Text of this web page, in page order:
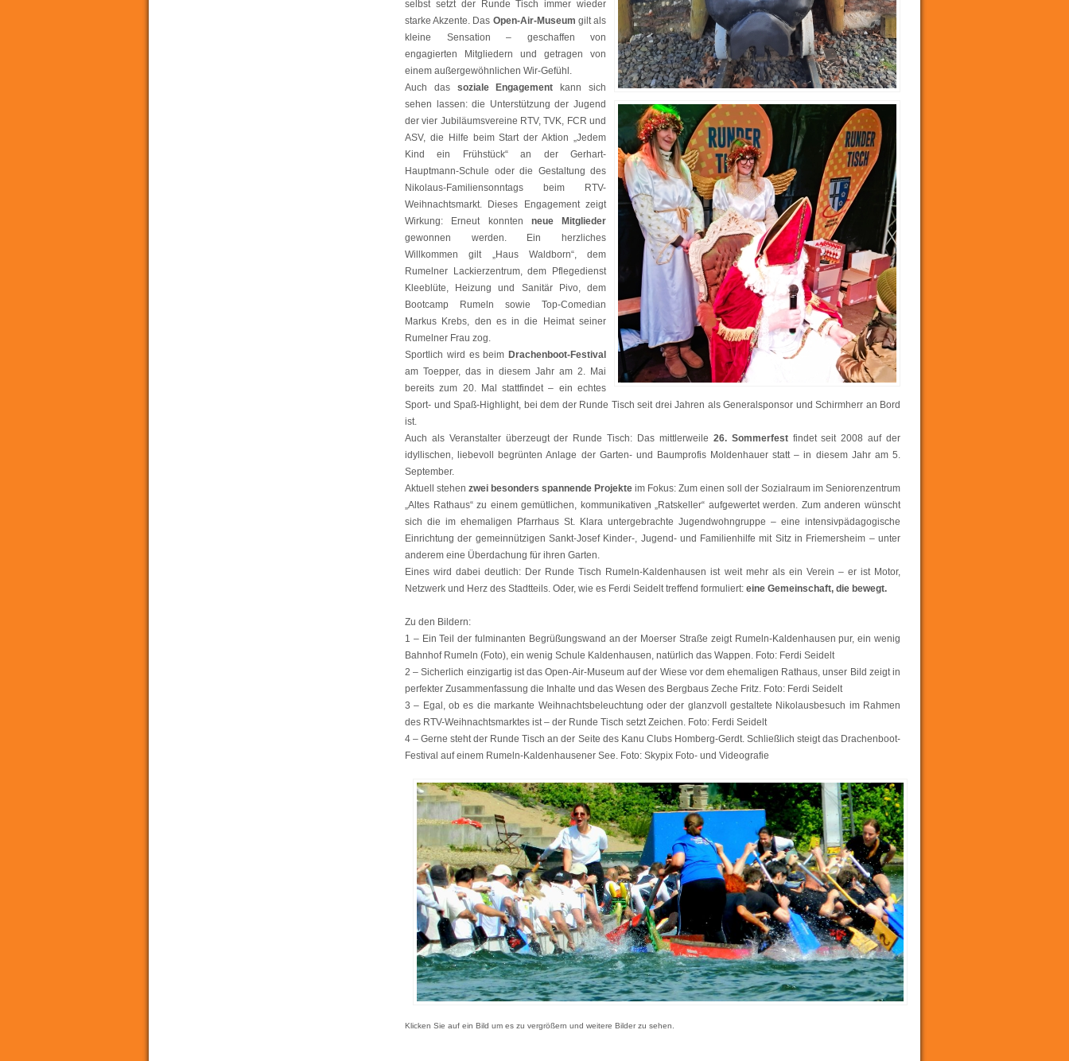
selbst setzt der Runde Tisch immer wieder
starke Akzente. Das Open-Air-Museum gilt als
kleine Sensation – geschaffen von
engagierten Mitgliedern und getragen von
einem außergewöhnlichen Wir-Gefühl.
Auch das soziale Engagement kann sich
sehen lassen: die Unterstützung der Jugend
der vier Jubiläumsvereine RTV, TVK, FCR und
ASV, die Hilfe beim Start der Aktion „Jedem
Kind ein Frühstück“ an der Gerhart-
Hauptmann-Schule oder die Gestaltung des
Nikolaus-Familiensonntags beim RTV-
Weihnachtsmarkt. Dieses Engagement zeigt
Wirkung: Erneut konnten neue Mitglieder
gewonnen werden. Ein herzliches
Willkommen gilt „Haus Waldborn“, dem
Rumelner Lackierzentrum, dem Pflegedienst
Kleeblüte, Heizung und Sanitär Pivo, dem
Bootcamp Rumeln sowie Top-Comedian
Markus Krebs, den es in die Heimat seiner
Rumelner Frau zog.
Sportlich wird es beim Drachenboot-Festival
am Toepper, das in diesem Jahr am 2. Mai
bereits zum 20. Mal stattfindet – ein echtes
Sport- und Spaß-Highlight, bei dem der Runde Tisch seit drei Jahren als Generalsponsor und Schirmherr an Bord
ist.
Auch als Veranstalter überzeugt der Runde Tisch: Das mittlerweile 26. Sommerfestfindet seit 2008 auf der
idyllischen, liebevoll begrünten Anlage der Garten- und Baumprofis Moldenhauer statt – in diesem Jahr am 5.
September.
Aktuell stehen zwei besonders spannende Projekte im Fokus: Zum einen soll der Sozialraum im Seniorenzentrum
„Altes Rathaus“ zu einem gemütlichen, kommunikativen „Ratskeller“ aufgewertet werden. Zum anderen wünscht
sich die im ehemaligen Pfarrhaus St. Klara untergebrachte Jugendwohngruppe – eine intensivpädagogische
Einrichtung der gemeinnützigen Sankt-Josef Kinder-, Jugend- und Familienhilfe mit Sitz in Friemersheim – unter
anderem eine Überdachung für ihren Garten.
Eines wird dabei deutlich: Der Runde Tisch Rumeln-Kaldenhausen ist weit mehr als ein Verein – er ist Motor,
Netzwerk und Herz des Stadtteils. Oder, wie es Ferdi Seidelt treffend formuliert: eine Gemeinschaft, die bewegt.
Zu den Bildern:
1 – Ein Teil der fulminanten Begrüßungswand an der Moerser Straße zeigt Rumeln-Kaldenhausen pur, ein wenig
Bahnhof Rumeln (Foto), ein wenig Schule Kaldenhausen, natürlich das Wappen. Foto: Ferdi Seidelt
2 – Sicherlich einzigartig ist das Open-Air-Museum auf der Wiese vor dem ehemaligen Rathaus, unser Bild zeigt in
perfekter Zusammenfassung die Inhalte und das Wesen des Bergbaus Zeche Fritz. Foto: Ferdi Seidelt
3 – Egal, ob es die markante Weihnachtsbeleuchtung oder der glanzvoll gestaltete Nikolausbesuch im Rahmen
des RTV-Weihnachtsmarktes ist – der Runde Tisch setzt Zeichen. Foto: Ferdi Seidelt
4 – Gerne steht der Runde Tisch an der Seite des Kanu Clubs Homberg-Gerdt. Schließlich steigt das Drachenboot-
Festival auf einem Rumeln-Kaldenhausener See. Foto: Skypix Foto- und Videografie
Klicken Sie auf ein Bild um es zu vergrößern und weitere Bilder zu sehen.